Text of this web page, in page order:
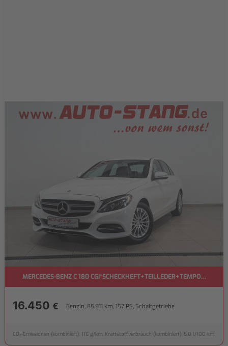
MERCEDES-BENZ C 180
16.450 € Benzin, 85.911 km, 157 PS, Schaltgetriebe
CO₂-Emissionen (kombiniert): 116 g/km, Kraftstoffverbrauch (kombiniert): 5,0 l/100 km